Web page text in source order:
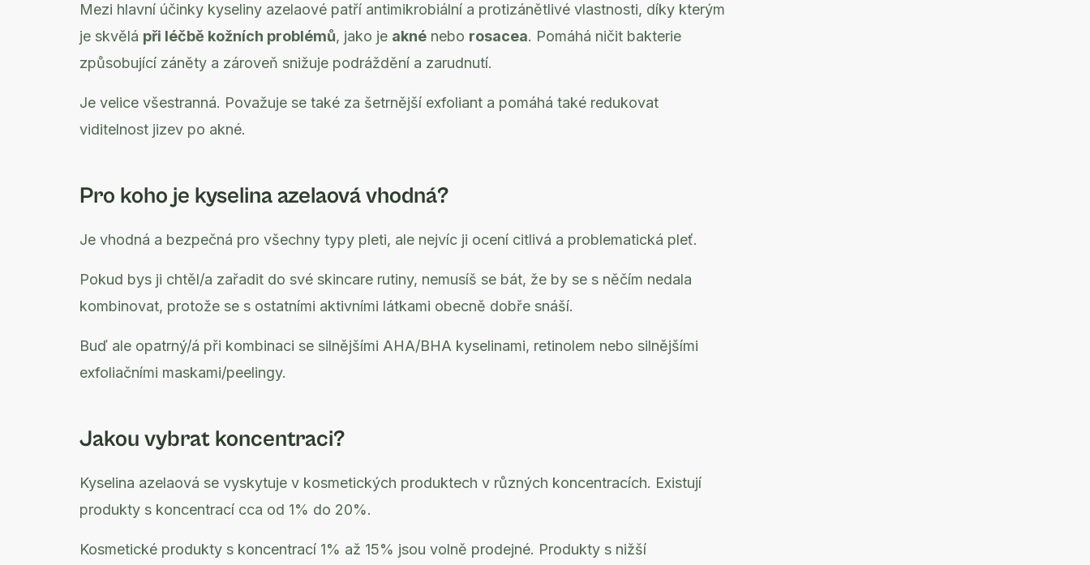
Mezi hlavní účinky kyseliny azelaové patří antimikrobiální a protizánětlivé vlastnosti, díky kterým
je skvělá při léčbě kožních problémů, jako je akné nebo rosacea. Pomáhá ničit bakterie
způsobující záněty a zároveň snižuje podráždění a zarudnutí.
Je velice všestranná. Považuje se také za šetrnější exfoliant a pomáhá také redukovat
viditelnost jizev po akné.
Pro koho je kyselina azelaová vhodná?
Je vhodná a bezpečná pro všechny typy pleti, ale nejvíc ji ocení citlivá a problematická pleť.
Pokud bys ji chtěl/a zařadit do své skincare rutiny, nemusíš se bát, že by se s něčím nedala
kombinovat, protože se s ostatními aktivními látkami obecně dobře snáší.
Buď ale opatrný/á při kombinaci se silnějšími AHA/BHA kyselinami, retinolem nebo silnějšími
exfoliačními maskami/peelingy.
Jakou vybrat koncentraci?
Kyselina azelaová se vyskytuje v kosmetických produktech v různých koncentracích. Existují
produkty s koncentrací cca od 1% do 20%.
Kosmetické produkty s koncentrací 1% až 15% jsou volně prodejné. Produkty s nižší